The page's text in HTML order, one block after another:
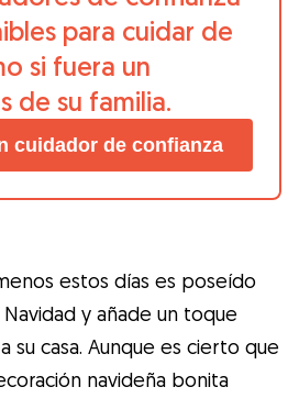
para cuidar de
si fuera un
de su familia.
cuidador de confianza
estos días es poseído
y añade un toque
su casa. Aunque es cierto que
navideña bonita